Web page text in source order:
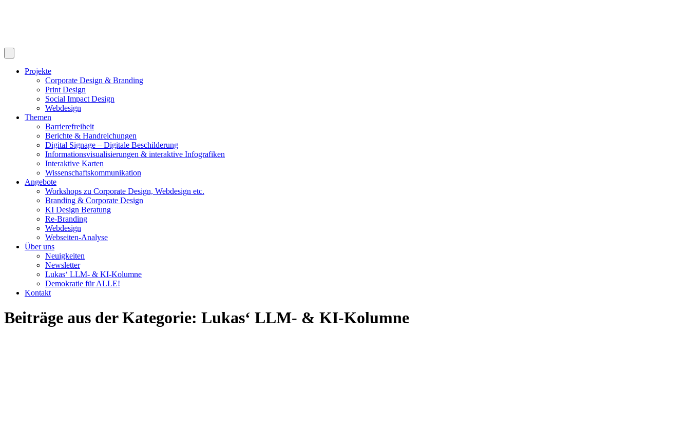
Projekte
Corporate Design & Branding
Print Design
Social Impact Design
Webdesign
Themen
Barrierefreiheit
Berichte & Handreichungen
Digital Signage – Digitale Beschilderung
Informationsvisualisierungen & interaktive Infografiken
Interaktive Karten
Wissenschaftskommunikation
Angebote
Workshops zu Corporate Design, Webdesign etc.
Branding & Corporate Design
KI Design Beratung
Re-Branding
Webdesign
Webseiten-Analyse
Über uns
Neuigkeiten
Newsletter
Lukas‘ LLM- & KI-Kolumne
Demokratie für ALLE!
Kontakt
Beiträge aus der Kategorie: Lukas‘ LLM- & KI-Kolumne